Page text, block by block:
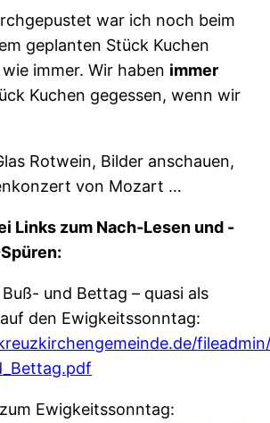
war ich noch beim
geplanten Stück Kuchen
immer. Wir haben immer
Kuchen gegessen, wenn wir
Rotwein, Bilder anschauen,
von Mozart …
Links zum Nach-Lesen und -
und Bettag – quasi als
den Ewigkeitssonntag:
Ewigkeitssonntag: